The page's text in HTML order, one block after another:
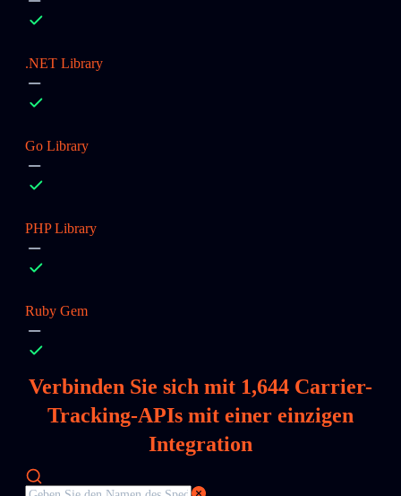
.NET Library
Go Library
PHP Library
Ruby Gem
Verbinden Sie sich mit 1,644 Carrier-
Tracking-APIs mit einer einzigen
Integration